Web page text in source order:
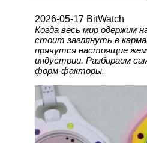
2026-05-17 BitWatch
Когда весь мир одержим
стоит заглянуть в
прячутся настоящие
индустрии. Разбираем
форм-факторы.